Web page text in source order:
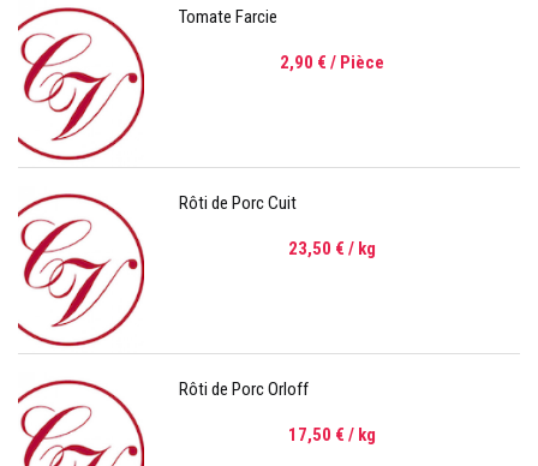
Tomate Farcie
2,90 € / Pièce
Rôti de Porc Cuit
23,50 € / kg
Rôti de Porc Orloff
17,50 € / kg